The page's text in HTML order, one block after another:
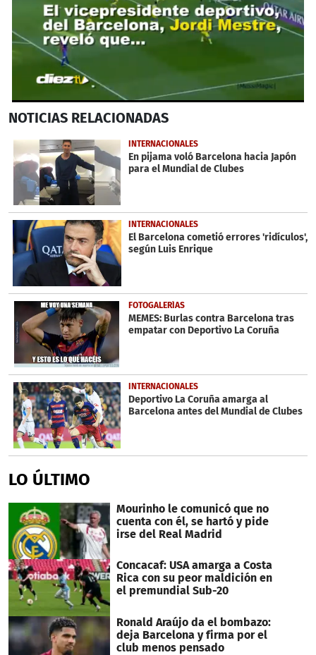
seconds
30
seconds
NOTICIAS RELACIONADAS
INTERNACIONALES
En pijama voló Barcelona hacia Japón
para el Mundial de Clubes
INTERNACIONALES
El Barcelona cometió errores 'ridículos',
según Luis Enrique
FOTOGALERÍAS
MEMES: Burlas contra Barcelona tras
empatar con Deportivo La Coruña
INTERNACIONALES
Deportivo La Coruña amarga al
Barcelona antes del Mundial de Clubes
LO ÚLTIMO
Mourinho le comunicó que no
cuenta con él, se hartó y pide
irse del Real Madrid
Concacaf: USA amarga a Costa
Rica con su peor maldición en
el premundial Sub-20
Ronald Araújo da el bombazo:
deja Barcelona y firma por el
club menos pensado